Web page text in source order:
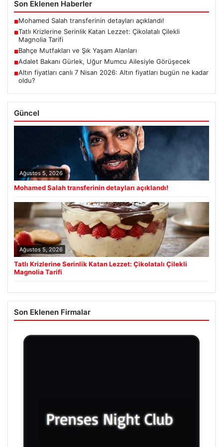
Son Eklenen Haberler
■Mohamed Salah transferinin detayları açıklandı!
■Tatlı Krizlerine Serinlik Katan Lezzet: Çikolatalı Çilekli
Magnolia Tarifi
■Bahçe Mutfakları ve Şık Yaşam Alanları
■Adalet Bakanı Gürlek, Uğur Mumcu Ailesiyle Görüşecek
■Altın fiyatları canlı 7 Nisan 2026: Altın fiyatları bugün ne kadar
oldu?
Güncel
Ağustos 5, 2026
Mohamed Salah transferinin detayları açıklandı!
Ağustos 5, 2026
Tatlı Krizlerine Serinlik Katan Lezzet: Çikolatalı Çilekli
Magnolia Tarifi
Son Eklenen Firmalar